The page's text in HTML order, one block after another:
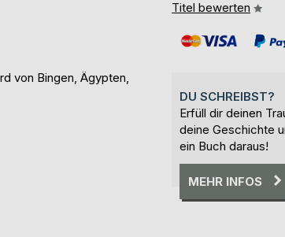
von Bingen, Ägypten,
Titel bewerten
DU SCHREIBST?
Erfüll dir deinen
deine Geschichte
ein Buch daraus!
MEHR INFOS